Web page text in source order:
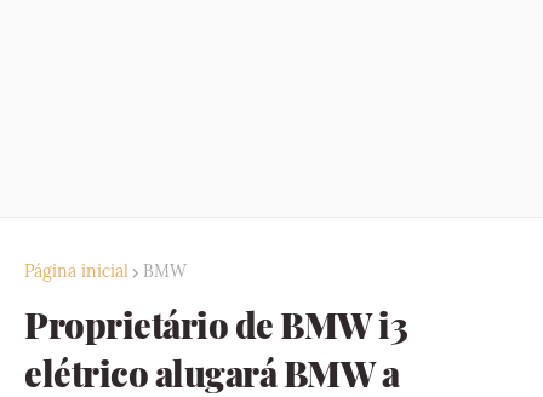
Página inicial BMW
Proprietário de BMW i3
elétrico alugará BMW a